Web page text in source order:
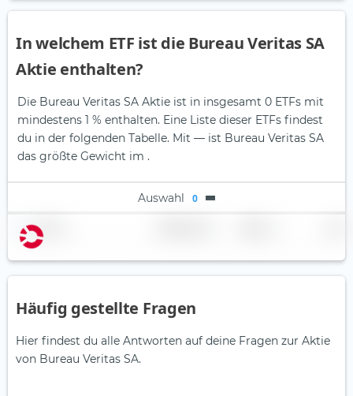
In welchem ETF ist die Bureau Veritas SA
Aktie enthalten?
Die Bureau Veritas SA Aktie ist in insgesamt 0 ETFs mit
mindestens 1 % enthalten. Eine Liste dieser ETFs findest
du in der folgenden Tabelle. Mit — ist Bureau Veritas SA
das größte Gewicht im .
Auswahl 0
Name
Häufig gestellte Fragen
Hier findest du alle Antworten auf deine Fragen zur Aktie
von Bureau Veritas SA.